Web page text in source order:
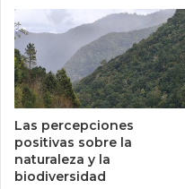
Las percepciones
positivas sobre la
naturaleza y la
biodiversidad